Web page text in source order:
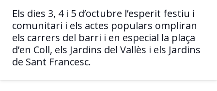
Els dies 3, 4 i 5 d’octubre l’esperit festiu i
comunitari i els actes populars ompliran
els carrers del barri i en especial la plaça
d’en Coll, els Jardins del Vallès i els Jardins
de Sant Francesc.